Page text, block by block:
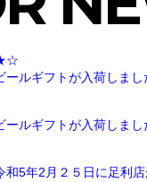
★☆
ールギフトが入荷し
ールギフトが入荷し
2月２５日に足利店